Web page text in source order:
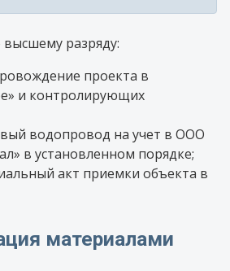
разряду:
проекта в
и контролирующих
водопровод на учет в ООО
в установленном порядке;
акт приемки объекта в
материалами